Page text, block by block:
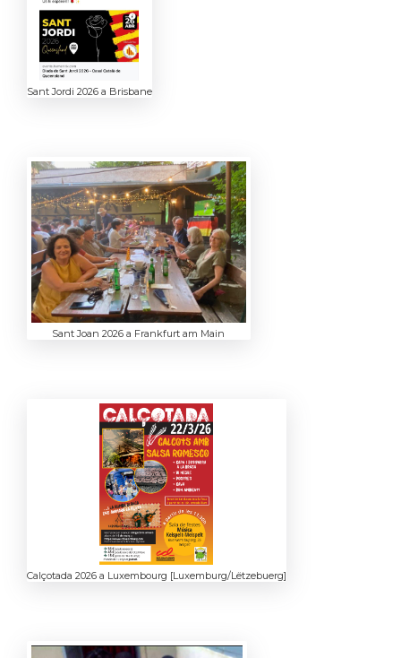
Sant Jordi 2026 a Brisbane
Sant Joan 2026 a Frankfurt am Main
Calçotada 2026 a Luxembourg [Luxemburg/Lëtzebuerg]